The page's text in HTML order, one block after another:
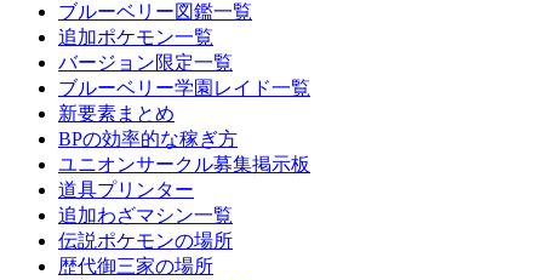
ブルーベリー図鑑一覧
追加ポケモン一覧
バージョン限定一覧
ブルーベリー学園レイド一覧
新要素まとめ
BPの効率的な稼ぎ方
ユニオンサークル募集掲示板
道具プリンター
追加わざマシン一覧
伝説ポケモンの場所
歴代御三家の場所